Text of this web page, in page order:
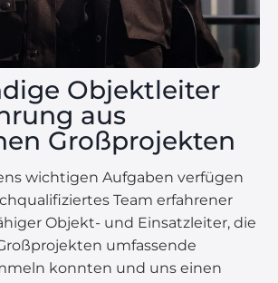
Objektleiter
aus
Großprojekten
wichtigen Aufgaben verfügen
Team erfahrener
Objekt- und Einsatzleiter, die
umfassende
konnten und uns einen